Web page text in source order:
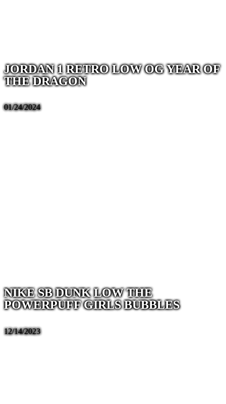
JORDAN 1 RETRO LOW OG YEAR OF
THE DRAGON
01/24/2024
NIKE SB DUNK LOW THE
POWERPUFF GIRLS BUBBLES
12/14/2023